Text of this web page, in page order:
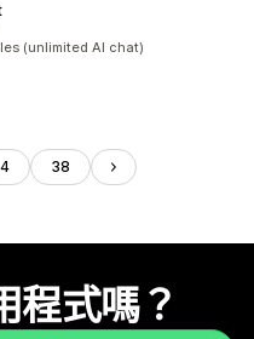
(unlimited AI chat)
4 38
程式嗎？